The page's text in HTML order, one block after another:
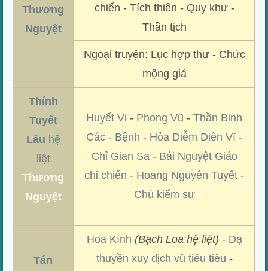
Thương
Nguyệt
chiến - Tích thiên - Quy khư -
Thần tịch
Ngoại truyện: Lục hợp thư - Chức
mộng giả
Thính
Tuyết
Lâu hệ
liệt
Thương
Nguyệt
Huyết Vi - Phong Vũ -Thần Binh
Các - Bệnh - Hỏa Diễm Diên Vĩ-
Chỉ Gian Sa- Bái Nguyệt Giáo
chi chiến - Hoang Nguyên Tuyết -
Chú kiếm sư
Tán
Hoa Kính (Bạch Loa hệ liệt) - Dạ
thuyền xuy địch vũ tiêu tiêu -